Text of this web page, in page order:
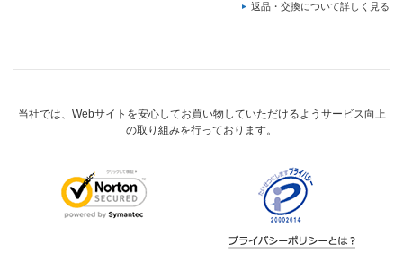
返品・交換について詳しく見る
当社では、Webサイトを安心してお買い物していただけるようサービス向上
の取り組みを行っております。